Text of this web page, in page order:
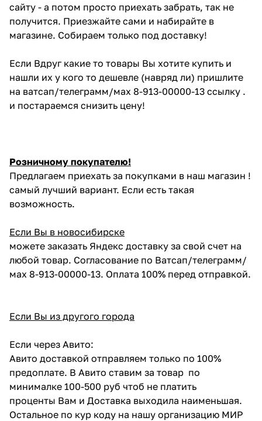
сайту - а потом просто приехать забрать, так не
получится. Приезжайте сами и набирайте в
магазине. Собираем только под доставку!
Если Вдруг какие то товары Вы хотите купить и
нашли их у кого то дешевле (навряд ли) пришлите
на ватсап/телеграмм/мах 8-913-00000-13 ссылку .
и постараемся снизить цену!
Розничному покупателю!
Предлагаем приехать за покупками в наш магазин !
самый лучший вариант. Если есть такая
возможность.
Если Вы в новосибирске
можете заказать Яндекс доставку за свой счет на
любой товар. Согласование по Ватсап/телеграмм/
мах 8-913-00000-13. Оплата 100% перед отправкой.
Если Вы из другого города
Если через Авито:
Авито доставкой отправляем только по 100%
предоплате. В Авито ставим за товар по
минималке 100-500 руб чтоб не платить
проценты Вам и Доставка выходила наименьшая.
Остальное по кур коду на нашу организацию МИР